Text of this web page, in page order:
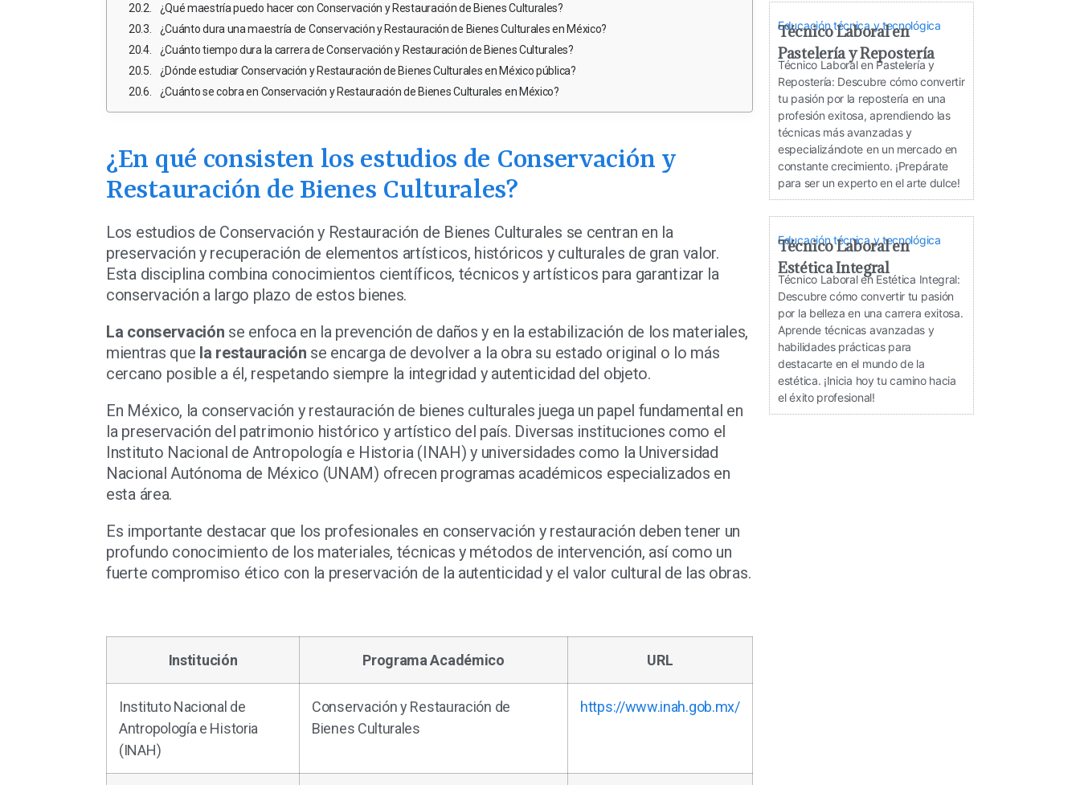
¿Qué maestría puedo hacer con Conservación y Restauración de Bienes Culturales?
¿Cuánto dura una maestría de Conservación y Restauración de Bienes Culturales en México?
¿Cuánto tiempo dura la carrera de Conservación y Restauración de Bienes Culturales?
¿Dónde estudiar Conservación y Restauración de Bienes Culturales en México pública?
¿Cuánto se cobra en Conservación y Restauración de Bienes Culturales en México?
¿En qué consisten los estudios de Conservación y
Restauración de Bienes Culturales?
Los estudios de Conservación y Restauración de Bienes Culturales se centran en la
preservación y recuperación de elementos artísticos, históricos y culturales de gran valor.
Esta disciplina combina conocimientos científicos, técnicos y artísticos para garantizar la
conservación a largo plazo de estos bienes.
La conservación se enfoca en la prevención de daños y en la estabilización de los materiales,
mientras que la restauración se encarga de devolver a la obra su estado original o lo más
cercano posible a él, respetando siempre la integridad y autenticidad del objeto.
En México, la conservación y restauración de bienes culturales juega un papel fundamental en
la preservación del patrimonio histórico y artístico del país. Diversas instituciones como el
Instituto Nacional de Antropología e Historia (INAH) y universidades como la Universidad
Nacional Autónoma de México (UNAM) ofrecen programas académicos especializados en
esta área.
Es importante destacar que los profesionales en conservación y restauración deben tener un
profundo conocimiento de los materiales, técnicas y métodos de intervención, así como un
fuerte compromiso ético con la preservación de la autenticidad y el valor cultural de las obras.
Institución Programa Académico URL
Instituto Nacional de
Antropología e Historia
(INAH)
Conservación y Restauración de
Bienes Culturales
https://www.inah.gob.mx/
Educación técnica y tecnológica
Técnico Laboral en
Pastelería y Repostería
Técnico Laboral en Pastelería y
Repostería: Descubre cómo convertir
tu pasión por la repostería en una
profesión exitosa, aprendiendo las
técnicas más avanzadas y
especializándote en un mercado en
constante crecimiento. ¡Prepárate
para ser un experto en el arte dulce!
Educación técnica y tecnológica
Técnico Laboral en
Estética Integral
Técnico Laboral en Estética Integral:
Descubre cómo convertir tu pasión
por la belleza en una carrera exitosa.
Aprende técnicas avanzadas y
habilidades prácticas para
destacarte en el mundo de la
estética. ¡Inicia hoy tu camino hacia
el éxito profesional!